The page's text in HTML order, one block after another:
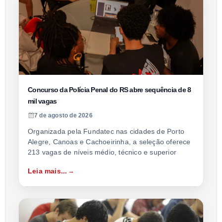
Concurso da Polícia Penal do RS abre sequência de 8
mil vagas
7 de agosto de 2026
Organizada pela Fundatec nas cidades de Porto
Alegre, Canoas e Cachoeirinha, a seleção oferece
213 vagas de níveis médio, técnico e superior
Leia mais...